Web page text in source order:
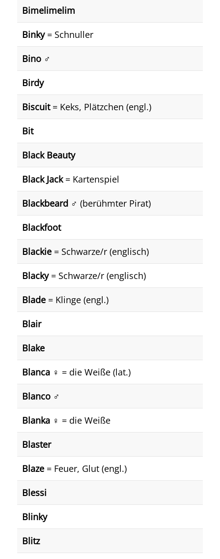
Bimelimelim
Binky= Schnuller
Bino ♂️
Birdy
Biscuit= Keks, Plätzchen (engl.)
Bit
Black Beauty
Black Jack= Kartenspiel
Blackbeard ♂️ (berühmter Pirat)
Blackfoot
Blackie = Schwarze/r (englisch)
Blacky= Schwarze/r (englisch)
Blade = Klinge (engl.)
Blair
Blake
Blanca ♀️ = die Weiße (lat.)
Blanco ♂️
Blanka ♀️ = die Weiße
Blaster
Blaze = Feuer, Glut (engl.)
Blessi
Blinky
Blitz